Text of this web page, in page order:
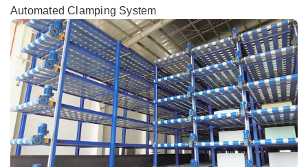
Automated Clamping System